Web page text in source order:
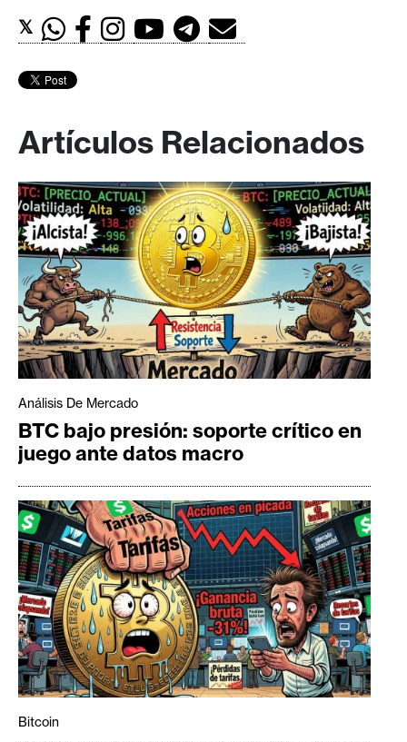
𝕏
Artículos Relacionados
Análisis De Mercado
BTC bajo presión: soporte crítico en
juego ante datos macro
Bitcoin